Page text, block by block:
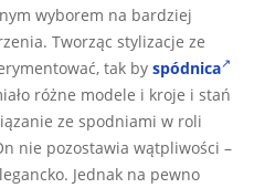
wyborem na bardziej
Tworząc stylizacje ze
tak by spódnica
różne modele i kroje i stań
ze spodniami w roli
nie pozostawia wątpliwości –
Jednak na pewno